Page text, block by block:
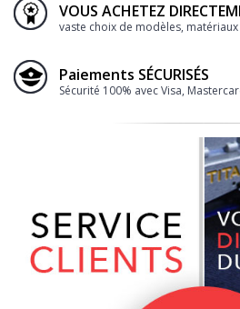
VOUS ACHETEZ
vaste choix de modèles,
Paiements SÉCURISÉS
Sécurité 100% avec Visa,